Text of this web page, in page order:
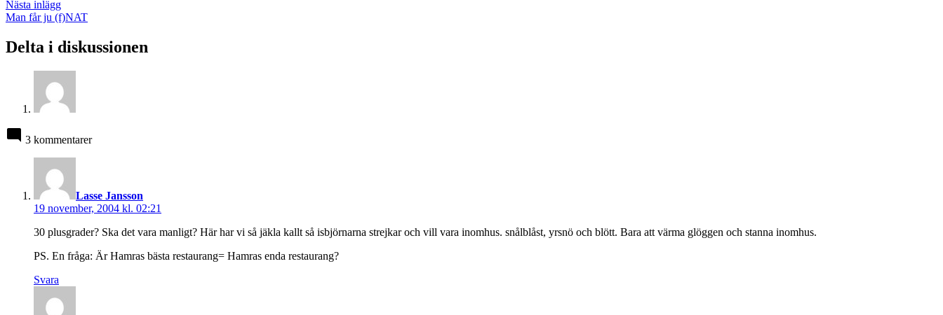
Nästa inläggNästa
inlägg:
Man får ju (f)NAT
Delta i diskussionen
3 kommentarer
Lasse Jansson
19 november, 2004 kl. 02:21
30 plusgrader? Ska det vara manligt? Här har vi så jäkla kallt så isbjörnarna strejkar och vill vara inomhus. snålblåst, yrsnö och blött. Bara att värma glöggen och stanna inomhus.
PS. En fråga: Är Hamras bästa restaurang= Hamras enda restaurang?
Svara